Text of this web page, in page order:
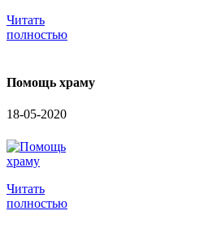
Читать
полностью
Помощь храму
18-05-2020
Читать
полностью